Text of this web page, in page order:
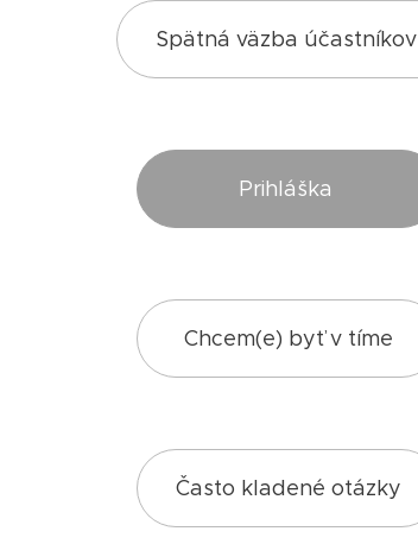
Spätná väzba účastníkov
Prihláška
Chcem(e) byť v tíme
Často kladené otázky